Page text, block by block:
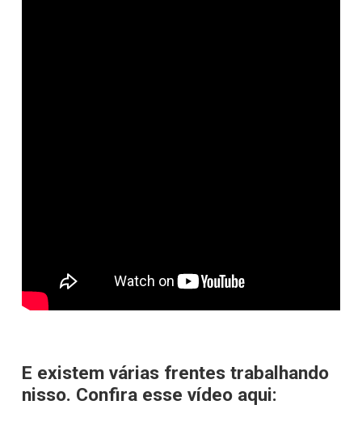
E existem várias frentes trabalhando
nisso. Confira esse vídeo aqui: